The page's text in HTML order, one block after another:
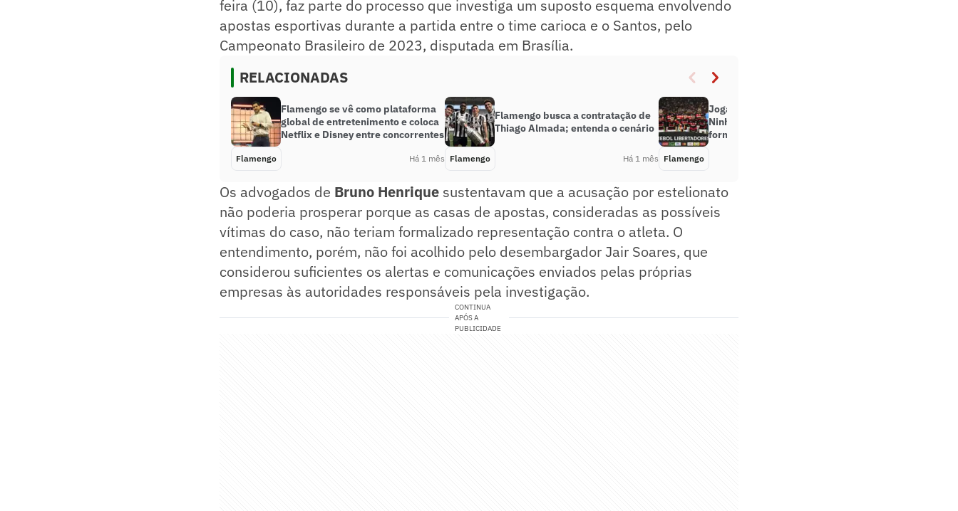
feira (10), faz parte do processo que investiga um suposto esquema envolvendo
apostas esportivas durante a partida entre o time carioca e o Santos, pelo
Campeonato Brasileiro de 2023, disputada em Brasília.
RELACIONADAS
Flamengo se vê como plataforma
global de entretenimento e coloca
Netflix e Disney entre concorrentes
Flamengo Há 1 mês
Flamengo busca a contratação de
Thiago Almada; entenda o cenário
Flamengo Há 1 mês
Jogadores do Flamengo vão ao
Ninho do Urubu para aprimorar a
forma física durante as férias
Flamengo
Os advogados de Bruno Henrique sustentavam que a acusação por estelionato
não poderia prosperar porque as casas de apostas, consideradas as possíveis
vítimas do caso, não teriam formalizado representação contra o atleta. O
entendimento, porém, não foi acolhido pelo desembargador Jair Soares, que
considerou suficientes os alertas e comunicações enviados pelas próprias
empresas às autoridades responsáveis pela investigação.
CONTINUA
APÓS A
PUBLICIDADE